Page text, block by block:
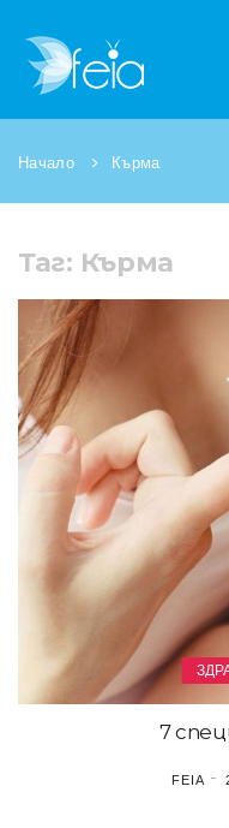
Начало Кърма
Таг: Кърма
7
FEIA